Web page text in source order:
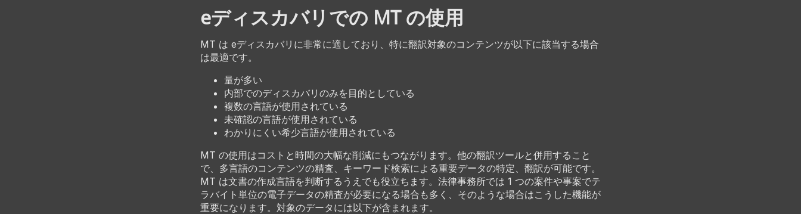
eディスカバリでの MT の使用
MT は eディスカバリに非常に適しており、特に翻訳対象のコンテンツが以下に該当する場合
は最適です。
量が多い
内部でのディスカバリのみを目的としている
複数の言語が使用されている
未確認の言語が使用されている
わかりにくい希少言語が使用されている
MT の使用はコストと時間の大幅な削減にもつながります。他の翻訳ツールと併用すること
で、多言語のコンテンツの精査、キーワード検索による重要データの特定、翻訳が可能です。
MT は文書の作成言語を判断するうえでも役立ちます。法律事務所では 1 つの案件や事案でテ
ラバイト単位の電子データの精査が必要になる場合も多く、そのような場合はこうした機能が
重要になります。対象のデータには以下が含まれます。